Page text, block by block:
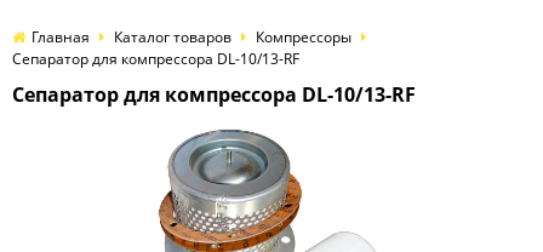
Главная Каталог товаров
Компрессоры
Сепаратор для компрессора DL-10/13-RF
Сепаратор для компрессора DL-10/13-RF